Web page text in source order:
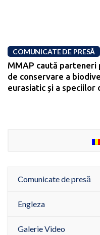
COMUNICATE DE PRESĂ
MMAP caută
de conservare a
eurasiatic și a speciilor
Comunicate de presă
Engleza
Galerie Video